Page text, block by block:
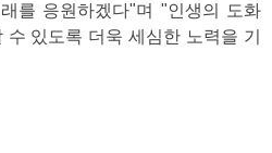
를 응원하겠다"며 "인생의 도화
있도록 더욱 세심한 노력을 기